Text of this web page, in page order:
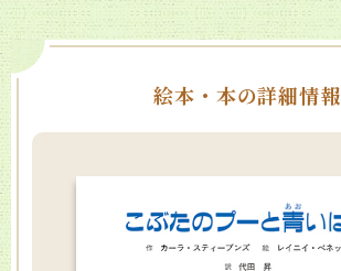
絵本・本の詳細情報